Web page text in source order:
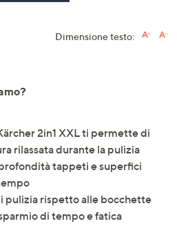
Dimensione testo:
2in1 XXL ti permette di
rilassata durante la pulizia
tappeti e superfici
pulizia rispetto alle bocchette
di tempo e fatica